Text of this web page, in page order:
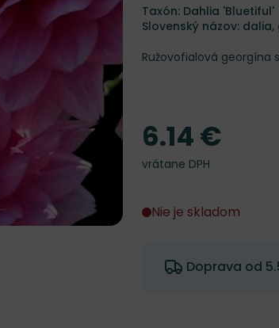
Taxón: Dahlia 'Bluetiful'
Slovenský názov:
Ružovofialová georgína
Cena
6.14 €
vrátane DPH
Nie je skladom
Doprava od